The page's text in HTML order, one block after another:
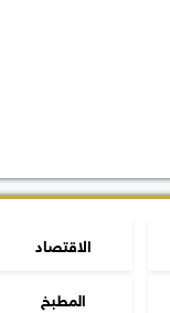
الاقتصاد
المطبخ